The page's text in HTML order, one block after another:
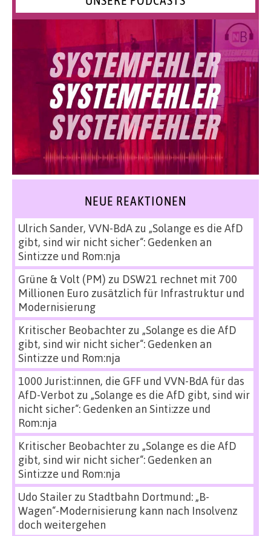
NEUE REAKTIONEN
Ulrich Sander, VVN-BdAzu „Solange es die AfD
gibt, sind wir nicht sicher“: Gedenken an
Sinti:zze und Rom:nja
Grüne & Volt (PM) zu DSW21 rechnet mit 700
Millionen Euro zusätzlich für Infrastruktur und
Modernisierung
Kritischer Beobachterzu „Solange es die AfD
gibt, sind wir nicht sicher“: Gedenken an
Sinti:zze und Rom:nja
1000 Jurist:innen, die GFF und VVN-BdA für das
AfD-Verbot zu „Solange es die AfD gibt, sind wir
nicht sicher“: Gedenken an Sinti:zze und
Rom:nja
Kritischer Beobachterzu „Solange es die AfD
gibt, sind wir nicht sicher“: Gedenken an
Sinti:zze und Rom:nja
Udo Stailerzu Stadtbahn Dortmund: „B-
Wagen“-Modernisierung kann nach Insolvenz
doch weitergehen